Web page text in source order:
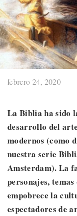
febrero 24, 2020
La Biblia ha sido
desarrollo del
modernos (como
nuestra serie
Amsterdam). La
personajes,
empobrece la
espectadores de